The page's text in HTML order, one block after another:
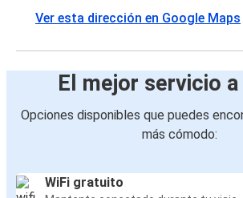
Ver esta dirección en Google Maps
El mejor servicio
Opciones disponibles que puedes
más cómodo:
WiFi gratuito